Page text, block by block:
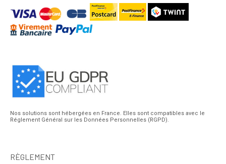
Nos solutions sont hébergées en France. Elles sont compatibles avec le
Réglement Général sur les Données Personnelles (RGPD).
RÈGLEMENT